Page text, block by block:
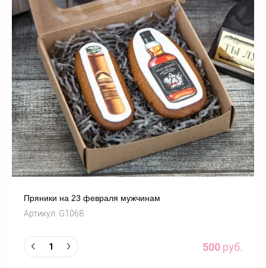
Пряники на 23 февраля мужчинам
Артикул: G1068
500 руб.